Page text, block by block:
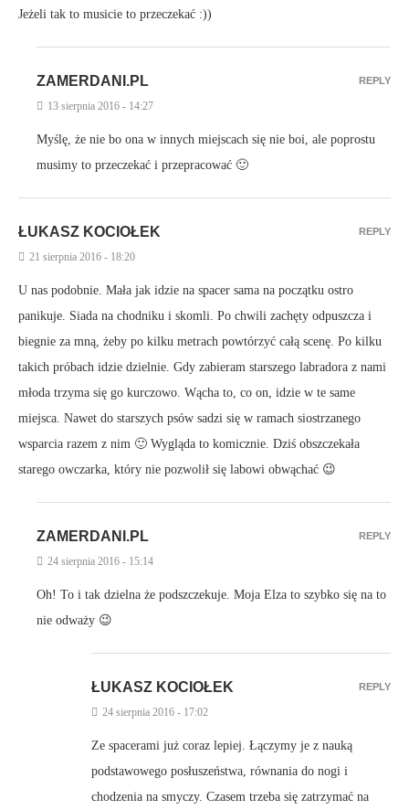
Jeżeli tak to musicie to przeczekać :))
ZAMERDANI.PL
13 sierpnia 2016 - 14:27
Myślę, że nie bo ona w innych miejscach się nie boi, ale poprostu
musimy to przeczekać i przepracować 🙂
REPLY
ŁUKASZ KOCIOŁEK
21 sierpnia 2016 - 18:20
U nas podobnie. Mała jak idzie na spacer sama na początku ostro
panikuje. Siada na chodniku i skomli. Po chwili zachęty odpuszcza i
biegnie za mną, żeby po kilku metrach powtórzyć całą scenę. Po kilku
takich próbach idzie dzielnie. Gdy zabieram starszego labradora z nami
młoda trzyma się go kurczowo. Wącha to, co on, idzie w te same
miejsca. Nawet do starszych psów sadzi się w ramach siostrzanego
wsparcia razem z nim 🙂 Wygląda to komicznie. Dziś obszczekała
starego owczarka, który nie pozwolił się labowi obwąchać 😉
REPLY
ZAMERDANI.PL
24 sierpnia 2016 - 15:14
Oh! To i tak dzielna że podszczekuje. Moja Elza to szybko się na to
nie odważy 😉
REPLY
ŁUKASZ KOCIOŁEK
24 sierpnia 2016 - 17:02
Ze spacerami już coraz lepiej. Łączymy je z nauką
podstawowego posłuszeństwa, równania do nogi i
chodzenia na smyczy. Czasem trzeba się zatrzymać na
REPLY